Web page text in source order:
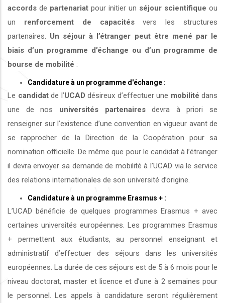
accords de partenariat pour initier un séjour scientifique ou
un renforcement de capacitésvers les structures
partenaires. Un séjour à l’étranger peut être mené par le
biais d’un programme d’échange ou d’un programme de
bourse de mobilité :
Candidature à un programme d'échange :
Le candidatde l’UCAD désireux d’effectuer une mobilité dans
une de nos universités partenairesdevra à priori se
renseigner sur l’existence d’une convention en vigueur avant de
se rapprocher de la Direction de la Coopération pour sa
nomination officielle. De même que pour le candidat à l’étranger
il devra envoyer sa demande de mobilité à l’UCAD via le service
des relations internationales de son université d’origine.
Candidature à un programme Erasmus + :
L’UCAD bénéficie de quelques programmes Erasmus + avec
certaines universités européennes. Les programmes Erasmus
+ permettent aux étudiants, au personnel enseignant et
administratif d’effectuer des séjours dans les universités
européennes. La durée de ces séjours est de 5 à 6 mois pour le
niveau doctorat, master et licence et d’une à 2 semaines pour
le personnel. Les appels à candidature seront régulièrement